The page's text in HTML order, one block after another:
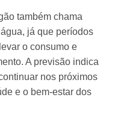
também chama
já que períodos
o consumo e
A previsão indica
nos próximos
e o bem-estar dos